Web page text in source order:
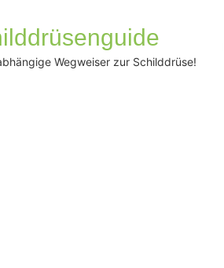
Wegweiser zur Schilddrüse!